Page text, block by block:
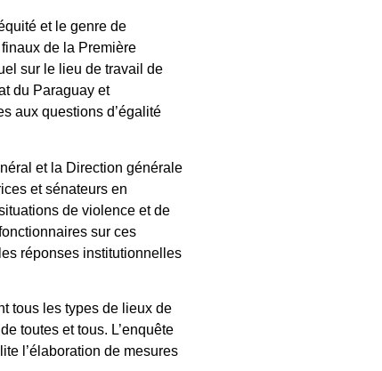
et le genre de
de la Première
sur le lieu de travail de
du Paraguay et
aux questions d’égalité
et la Direction générale
et sénateurs en
de violence et de
sur ces
réponses institutionnelles
tous les types de lieux de
toutes et tous. L’enquête
l’élaboration de mesures